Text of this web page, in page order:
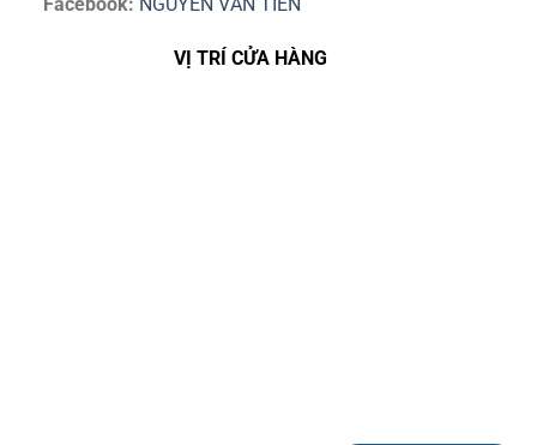
Facebook: NGUYỄN VĂN TIẾN
VỊ TRÍ CỬA HÀNG